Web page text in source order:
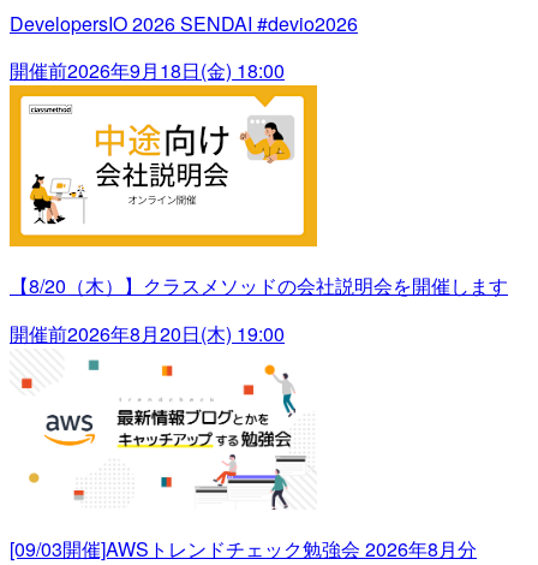
DevelopersIO 2026 SENDAI #devio2026
開催前2026年9月18日(金) 18:00
【8/20（木）】クラスメソッドの会社説明会を開催します
開催前2026年8月20日(木) 19:00
[09/03開催]AWSトレンドチェック勉強会 2026年8月分